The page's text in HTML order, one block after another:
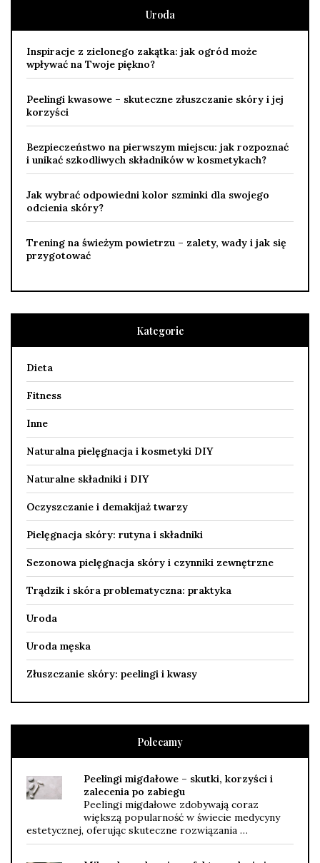
Uroda
Inspiracje z zielonego zakątka: jak ogród może
wpływać na Twoje piękno?
Peelingi kwasowe – skuteczne złuszczanie skóry i jej
korzyści
Bezpieczeństwo na pierwszym miejscu: jak rozpoznać
i unikać szkodliwych składników w kosmetykach?
Jak wybrać odpowiedni kolor szminki dla swojego
odcienia skóry?
Trening na świeżym powietrzu – zalety, wady i jak się
przygotować
Kategorie
Dieta
Fitness
Inne
Naturalna pielęgnacja i kosmetyki DIY
Naturalne składniki i DIY
Oczyszczanie i demakijaż twarzy
Pielęgnacja skóry: rutyna i składniki
Sezonowa pielęgnacja skóry i czynniki zewnętrzne
Trądzik i skóra problematyczna: praktyka
Uroda
Uroda męska
Złuszczanie skóry: peelingi i kwasy
Polecamy
Peelingi migdałowe – skutki, korzyści i
zalecenia po zabiegu
Peelingi migdałowe zdobywają coraz
większą popularność w świecie medycyny
estetycznej, oferując skuteczne rozwiązania …